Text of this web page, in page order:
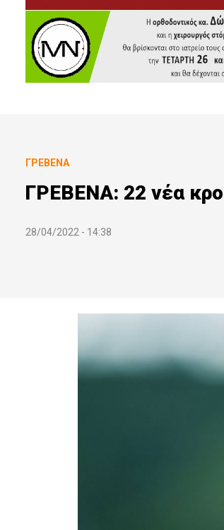
ΓΡΕΒΕΝΆ
ΓΡΕΒΕΝΑ: 22 νέα
28/04/2022 - 14:38